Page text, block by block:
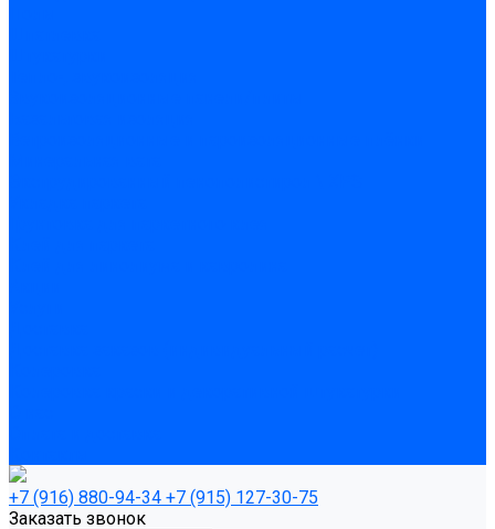
+7 (916) 880-94-34 +7 (915) 127-30-75
Заказать звонок